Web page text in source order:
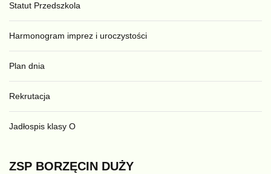
Statut Przedszkola
Harmonogram imprez i uroczystości
Plan dnia
Rekrutacja
Jadłospis klasy O
ZSP BORZĘCIN DUŻY